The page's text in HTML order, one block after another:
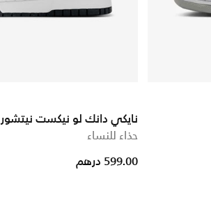
نايكي دانك لو نيكست نيتشور
حذاء للنساء
599.00 درهم